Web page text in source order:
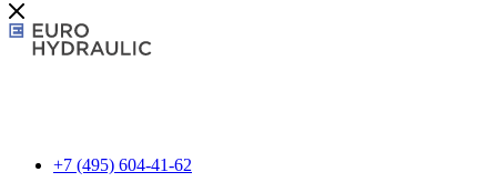
+7 (495) 604-41-62